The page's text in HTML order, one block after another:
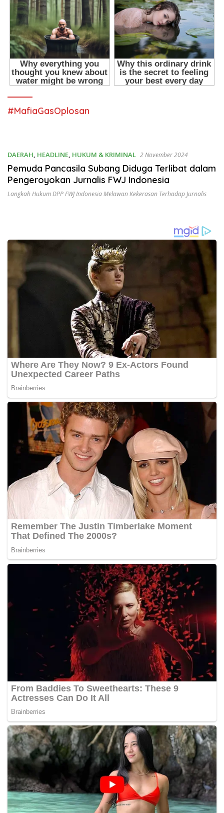
#MafiaGasOplosan
DAERAH, HEADLINE, HUKUM & KRIMINAL 2 November 2024
Pemuda Pancasila Subang Diduga Terlibat dalam
Pengeroyokan Jurnalis FWJ Indonesia
Langkah Hukum DPP FWJ Indonesia Melawan Kekerasan Terhadap Jurnalis